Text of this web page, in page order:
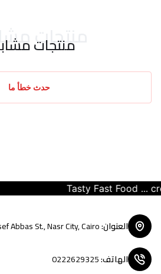
منتجات
منتجات
حدث خطأ ما
Tasty Fast Food ...
العنوان:
Abbas St., Nasr City, Cairo
الهاتف:
0222629325